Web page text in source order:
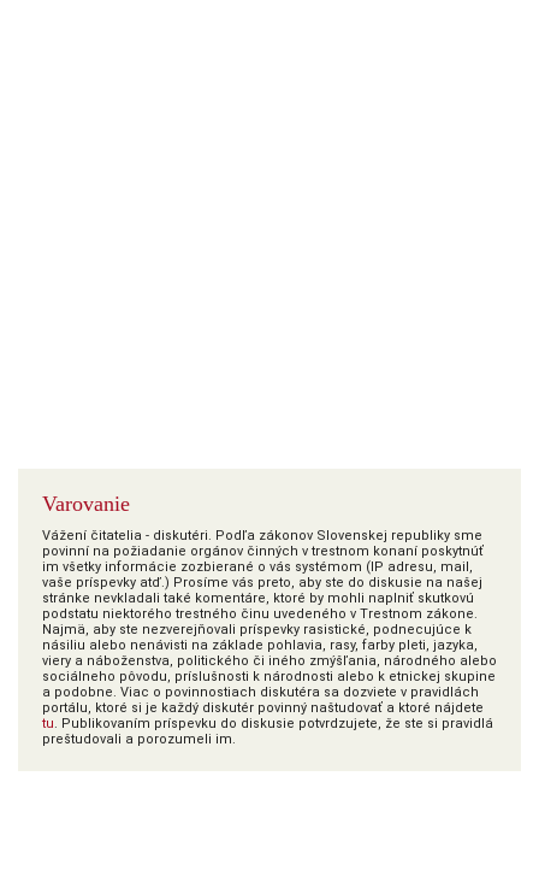
Varovanie
Vážení čitatelia - diskutéri. Podľa zákonov Slovenskej republiky sme
povinní na požiadanie orgánov činných v trestnom konaní poskytnúť
im všetky informácie zozbierané o vás systémom (IP adresu, mail,
vaše príspevky atď.) Prosíme vás preto, aby ste do diskusie na našej
stránke nevkladali také komentáre, ktoré by mohli naplniť skutkovú
podstatu niektorého trestného činu uvedeného v Trestnom zákone.
Najmä, aby ste nezverejňovali príspevky rasistické, podnecujúce k
násiliu alebo nenávisti na základe pohlavia, rasy, farby pleti, jazyka,
viery a náboženstva, politického či iného zmýšľania, národného alebo
sociálneho pôvodu, príslušnosti k národnosti alebo k etnickej skupine
a podobne. Viac o povinnostiach diskutéra sa dozviete v pravidlách
portálu, ktoré si je každý diskutér povinný naštudovať a ktoré nájdete
tu. Publikovaním príspevku do diskusie potvrdzujete, že ste si pravidlá
preštudovali a porozumeli im.